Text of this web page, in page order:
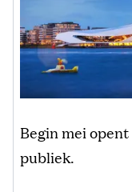
Begin mei
publiek.